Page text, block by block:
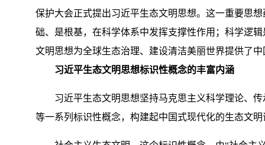
保护大会正式提出习近平生态文明思想。这一重要思
础、是根基，在科学体系中发挥支撑性作用；科学逻
文明思想为全球生态治理、建设清洁美丽世界提供了
习近平生态文明思想标识性概念的丰富内涵
习近平生态文明思想坚持马克思主义科学理论、传
等一系列标识性概念，构建起中国式现代化的生态文